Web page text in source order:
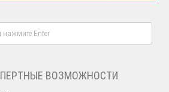
ВОЗМОЖНОСТИ